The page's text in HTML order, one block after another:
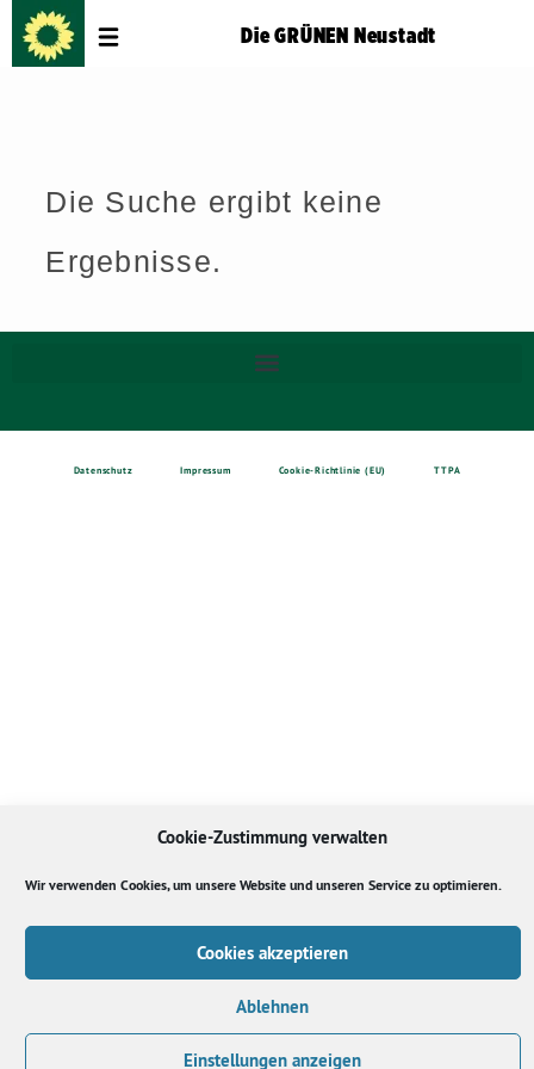
Cookie-Zustimmung verwalten
Wir verwenden Cookies, um unsere Website und unseren Service zu optimieren.
Cookies akzeptieren
Ablehnen
Einstellungen anzeigen
Die GRÜNEN Neustadt
Die Suche ergibt keine
Ergebnisse.
Datenschutz Impressum Cookie-Richtlinie (EU) TTPA